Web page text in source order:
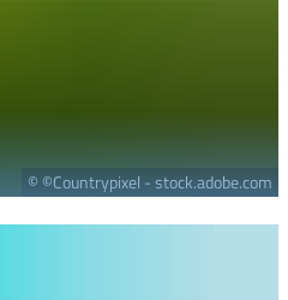
© ©Countrypixel - stock.adobe.com